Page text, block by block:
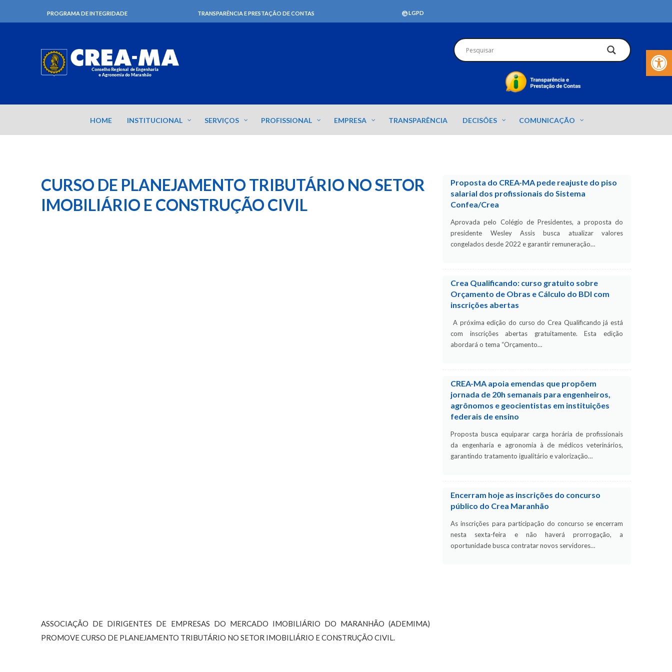
Barra de
PROGRAMA DE INTEGRIDADE TRANSPARÊNCIA E PRESTAÇÃO DE CONTAS LGPD
HOME INSTITUCIONAL SERVIÇOS PROFISSIONAL EMPRESA TRANSPARÊNCIA DECISÕES COMUNICAÇÃO
CURSO DE PLANEJAMENTO TRIBUTÁRIO NO SETOR
IMOBILIÁRIO E CONSTRUÇÃO CIVIL
ASSOCIAÇÃO DE DIRIGENTES DE EMPRESAS DO MERCADO IMOBILIÁRIO DO MARANHÃO (ADEMIMA)
PROMOVE CURSO DE PLANEJAMENTO TRIBUTÁRIO NO SETOR IMOBILIÁRIO E CONSTRUÇÃO CIVIL.
Proposta do CREA-MA pede reajuste do piso
salarial dos profissionais do Sistema
Confea/Crea
Aprovada pelo Colégio de Presidentes, a proposta do
presidente Wesley Assis busca atualizar valores
congelados desde 2022 e garantir remuneração…
Crea Qualificando: curso gratuito sobre
Orçamento de Obras e Cálculo do BDI com
inscrições abertas
A próxima edição do curso do Crea Qualificando já está
com inscrições abertas gratuitamente. Esta edição
abordará o tema “Orçamento…
CREA-MA apoia emendas que propõem
jornada de 20h semanais para engenheiros,
agrônomos e geocientistas em instituições
federais de ensino
Proposta busca equiparar carga horária de profissionais
da engenharia e agronomia à de médicos veterinários,
garantindo tratamento igualitário e valorização…
Encerram hoje as inscrições do concurso
público do Crea Maranhão
As inscrições para participação do concurso se encerram
nesta sexta-feira e não haverá prorrogação, a
oportunidade busca contratar novos servidores…